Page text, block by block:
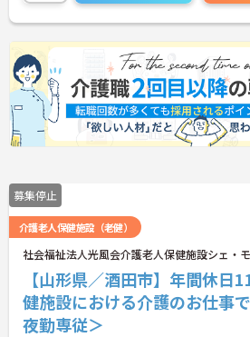
募集停止
介護老人保健施設（老健）
社会福祉法人光風会介護老人保健施設シェ・
【山形県／酒田市】年間休
健施設における介護のお仕事
夜勤専従＞